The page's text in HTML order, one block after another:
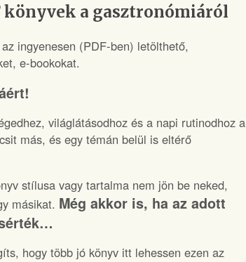
a gasztronómiáról
ingyenesen (PDF-ben) letölthető,
e-bookokat.
világlátásodhoz és a napi rutinodhoz a
más, és egy témán belül is eltérő
stílusa vagy tartalma nem jön be neked,
másikat. Még akkor is, ha az adott
hogy több jó könyv itt lehessen ezen az